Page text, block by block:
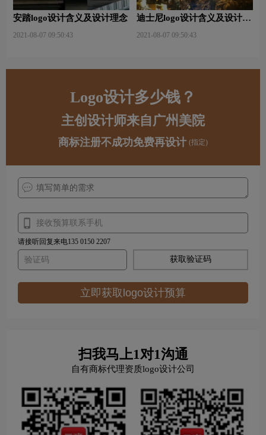
安踏logo设计含义及设计理念
2021-08-07 09:50:43
迪士尼logo设计含义及设计理
2021-08-07 09:50:43
Logo设计多少钱？
主创设计师来自广州美院
商标注册不成功免费再设计 (指定)
请接听回复来电135 0150 2207
获取验证码
立即获取logo设计预算
扫我马上1对1沟通
自有商标代理资质logo设计公司